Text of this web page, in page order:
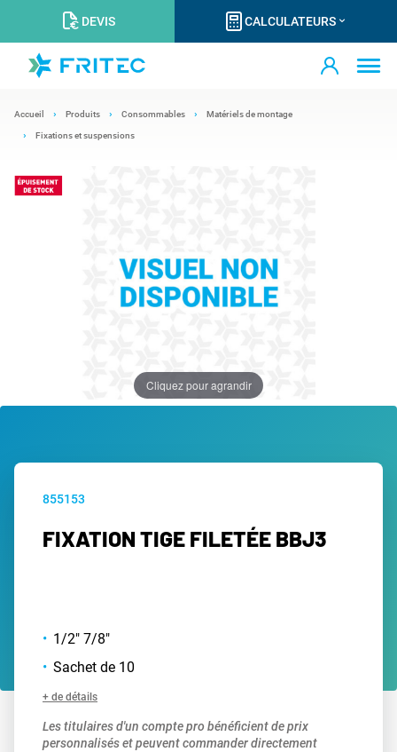
DEVIS CALCULATEURS
Accueil Produits Consommables Matériels de montage
Fixations et suspensions
Cliquez pour agrandir
855153
FIXATION TIGE FILETÉE BBJ3
1/2" 7/8"
Sachet de 10
+ de détails
Les titulaires d'un compte pro bénéficient de prix
personnalisés et peuvent commander directement